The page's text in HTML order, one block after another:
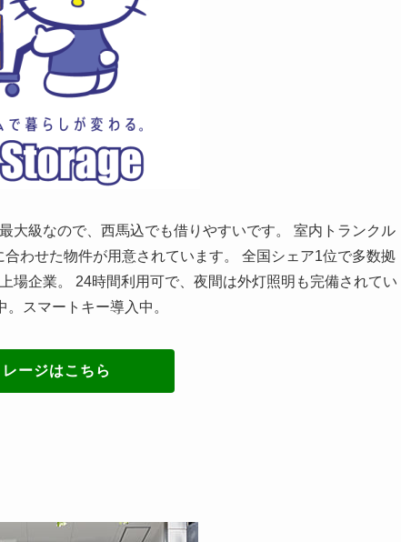
大級なので、西馬込でも借りやすいです。 室内トランクル
わせた物件が用意されています。 全国シェア1位で多数拠
場企業。 24時間利用可で、夜間は外灯照明も完備されてい
スマートキー導入中。
ージはこちら